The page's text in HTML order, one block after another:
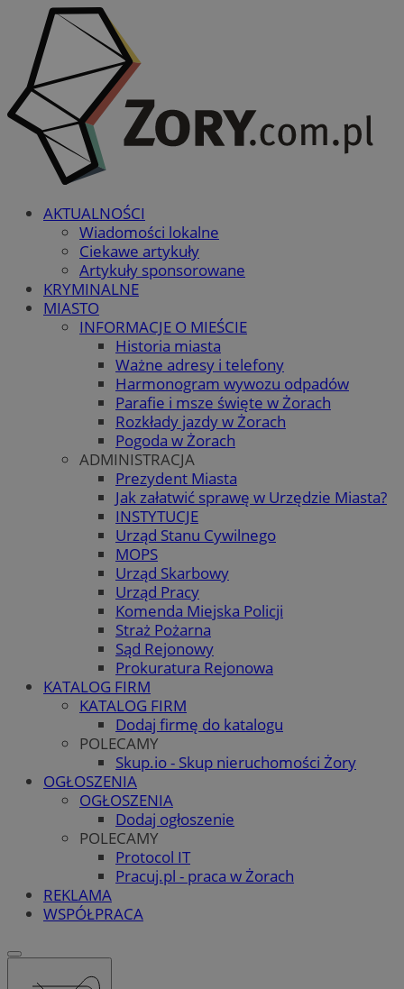
AKTUALNOŚCI
Wiadomości lokalne
Ciekawe artykuły
Artykuły sponsorowane
KRYMINALNE
MIASTO
INFORMACJE O MIEŚCIE
Historia miasta
Ważne adresy i telefony
Harmonogram wywozu odpadów
Parafie i msze święte w Żorach
Rozkłady jazdy w Żorach
Pogoda w Żorach
ADMINISTRACJA
Prezydent Miasta
Jak załatwić sprawę w Urzędzie Miasta?
INSTYTUCJE
Urząd Stanu Cywilnego
MOPS
Urząd Skarbowy
Urząd Pracy
Komenda Miejska Policji
Straż Pożarna
Sąd Rejonowy
Prokuratura Rejonowa
KATALOG FIRM
KATALOG FIRM
Dodaj firmę do katalogu
POLECAMY
Skup.io - Skup nieruchomości Żory
OGŁOSZENIA
OGŁOSZENIA
Dodaj ogłoszenie
POLECAMY
Protocol IT
Pracuj.pl - praca w Żorach
REKLAMA
WSPÓŁPRACA